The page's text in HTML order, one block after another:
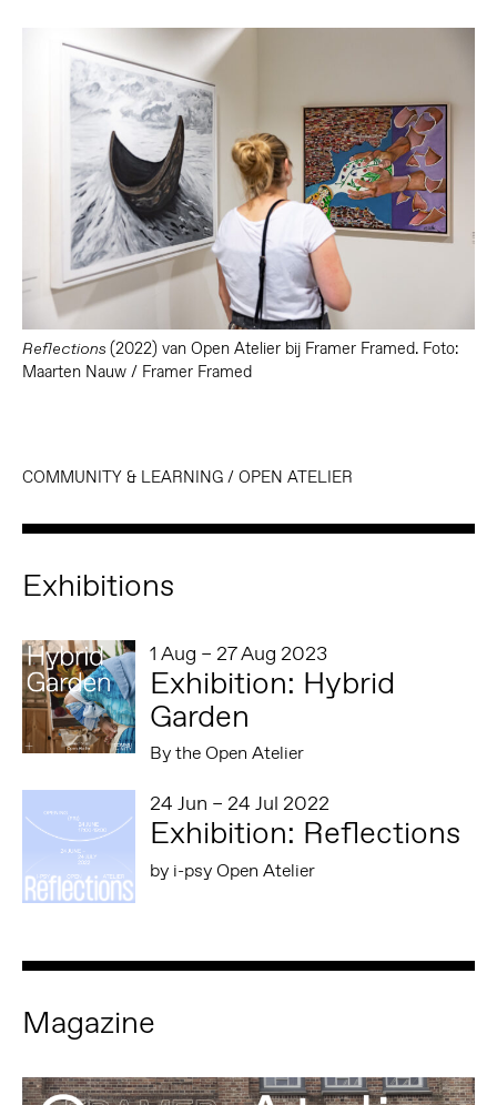
Reflections(2022) van Open Atelier bij Framer Framed. Foto:
Maarten Nauw / Framer Framed
COMMUNITY & LEARNING/ OPEN ATELIER
Exhibitions
1 Aug – 27 Aug 2023
Exhibition: Hybrid
Garden
By the Open Atelier
24 Jun – 24 Jul 2022
Exhibition: Reflections
by i-psy Open Atelier
Magazine